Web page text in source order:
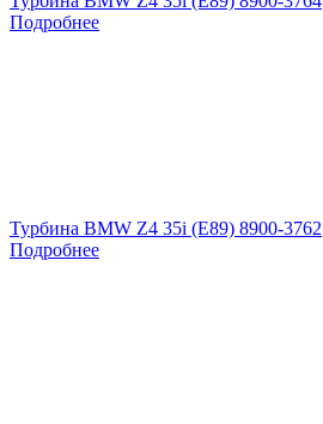
Подробнее
Турбина BMW Z4 35i (E89) 8900-3762
Подробнее